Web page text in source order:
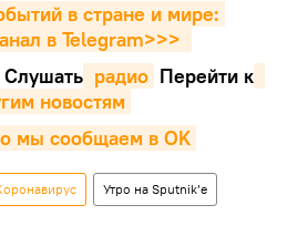
в стране и мире:
в Telegram>>>
Cлушать радио Перейти к
новостям
мы сообщаем в OK
Утро на Sputnik’e